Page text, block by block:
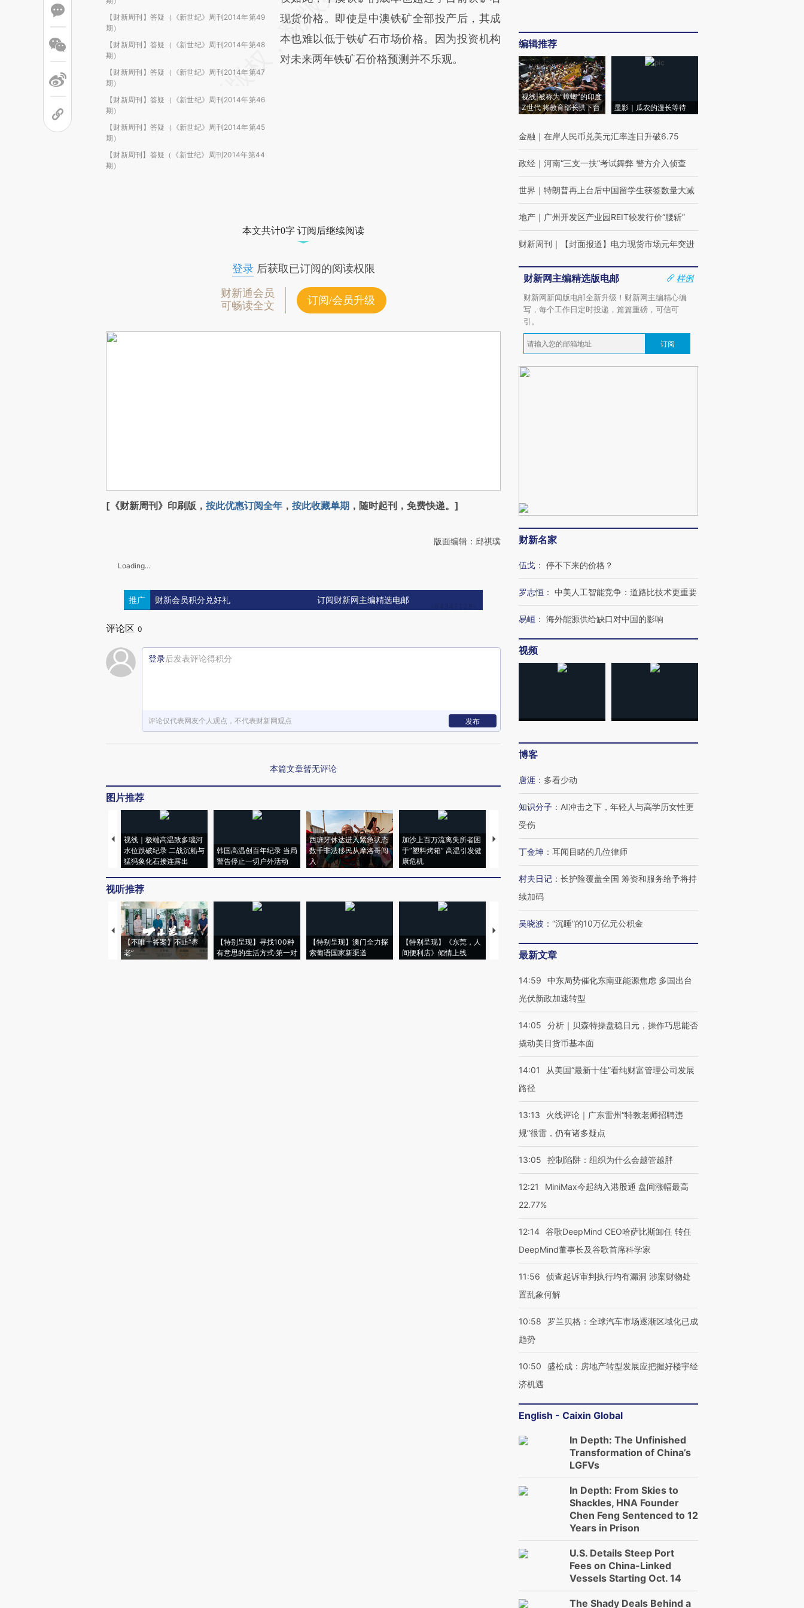
【财新周刊】答疑（《新世纪》周刊2014年第49
期）
【财新周刊】答疑（《新世纪》周刊2014年第48
期）
【财新周刊】答疑（《新世纪》周刊2014年第47
期）
【财新周刊】答疑（《新世纪》周刊2014年第46
期）
【财新周刊】答疑（《新世纪》周刊2014年第45
期）
【财新周刊】答疑（《新世纪》周刊2014年第44
期）
现货价格。即使是中澳铁矿全部投产后，其成
本也难以低于铁矿石市场价格。因为投资机构
对未来两年铁矿石价格预测并不乐观。
本文共计0字 订阅后继续阅读
登录后获取已订阅的阅读权限
财新通会员
可畅读全文
订阅/会员升级
[《财新周刊》印刷版， 按此优惠订阅全年 ， 按此收藏单期 ，随时起刊，免费快递。]
版面编辑：邱祺璞
Loading...
推广 财新会员积分兑好礼 订阅财新网主编精选电邮
评论区 0
登录后发表评论得积分
评论仅代表网友个人观点，不代表财新网观点 发布
本篇文章暂无评论
图片推荐
视线｜极端高温致多瑙河
水位跌破纪录 二战沉船与
猛犸象化石接连露出
韩国高温创百年纪录 当局
警告停止一切户外活动
西班牙休达进入紧急状态
数千非法移民从摩洛哥闯
入
加沙上百万流离失所者困
于“塑料烤箱” 高温引发健
康危机
马航飞行员跨国走私7万
粒摇头丸 尿检体内含3种
视线｜HYROX的吸金
术：是什么让中产们甘
视听推荐
【不唯一答案】不止“养
老”
【特别呈现】寻找100种
有意思的生活方式·第一对
【特别呈现】澳门全力探
索葡语国家新渠道
【特别呈现】《东莞，人
间便利店》倾情上线
【推广】走进第四届链博
会，让数智科技“链”接产
【特别呈现】寻找100种
CFO：不靠规模取胜，华
编辑推荐
视线|被称为“蟑螂”的印度
Z世代 将教育部长拱下台
显影｜瓜农的漫长等待
金融 ｜ 在岸人民币兑美元汇率连日升破6.75
政经 ｜ 河南“三支一扶”考试舞弊 警方介入侦查
世界 ｜ 特朗普再上台后中国留学生获签数量大减
地产 ｜ 广州开发区产业园REIT较发行价“腰斩”
财新周刊 ｜ 【封面报道】电力现货市场元年突进
财新网主编精选版电邮
样例
财新网新闻版电邮全新升级！财新网主编精心编
写，每个工作日定时投递，篇篇重磅，可信可
引。
订阅
财新名家
伍戈 ： 停不下来的价格？
罗志恒 ： 中美人工智能竞争：道路比技术更重要
易峘 ： 海外能源供给缺口对中国的影响
视频
博客
唐涯 ： 多看少动
知识分子 ： AI冲击之下，年轻人与高学历女性更
受伤
丁金坤 ： 耳闻目睹的几位律师
村夫日记 ： 长护险覆盖全国 筹资和服务给予将持
续加码
吴晓波 ： “沉睡”的10万亿元公积金
最新文章
14:59
中东局势催化东南亚能源焦虑 多国出台
光伏新政加速转型
14:05
分析｜贝森特操盘稳日元，操作巧思能否
撬动美日货币基本面
14:01
从美国“最新十佳”看纯财富管理公司发展
路径
13:13
火线评论｜广东雷州“特教老师招聘违
规”很雷，仍有诸多疑点
13:05 控制陷阱：组织为什么会越管越胖
12:21
MiniMax今起纳入港股通 盘间涨幅最高
22.77%
12:14 谷歌DeepMind CEO哈萨比斯卸任 转任
DeepMind董事长及谷歌首席科学家
11:56
侦查起诉审判执行均有漏洞 涉案财物处
置乱象何解
10:58
罗兰贝格：全球汽车市场逐渐区域化已成
趋势
10:50
盛松成：房地产转型发展应把握好楼宇经
济机遇
English - Caixin Global
In Depth: The Unfinished
Transformation of China’s
LGFVs
In Depth: From Skies to
Shackles, HNA Founder
Chen Feng Sentenced to 12
Years in Prison
U.S. Details Steep Port
Fees on China-Linked
Vessels Starting Oct. 14
The Shady Deals Behind a